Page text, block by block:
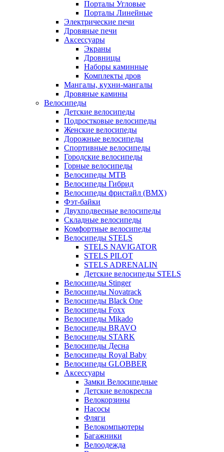
Порталы Угловые
Порталы Линейные
Электрические печи
Дровяные печи
Аксессуары
Экраны
Дровницы
Наборы каминные
Комплекты дров
Мангалы, кухни-мангалы
Дровяные камины
Велосипеды
Детские велосипеды
Подростковые велосипеды
Женские велосипеды
Дорожные велосипеды
Спортивные велосипеды
Городские велосипеды
Горные велосипеды
Велосипеды MTB
Велосипеды Гибрид
Велосипеды фристайл (BMX)
Фэт-байки
Двухподвесные велосипеды
Складные велосипеды
Комфортные велосипеды
Велосипеды STELS
STELS NAVIGATOR
STELS PILOT
STELS ADRENALIN
Детские велосипеды STELS
Велосипеды Stinger
Велосипеды Novatrack
Велосипеды Black One
Велосипеды Foxx
Велосипеды Mikado
Велосипеды BRAVO
Велосипеды STARK
Велосипеды Десна
Велосипеды Royal Baby
Велосипеды GLOBBER
Аксессуары
Замки Велосипедные
Детские велокресла
Велокорзины
Насосы
Фляги
Велокомпьютеры
Багажники
Велоодежда